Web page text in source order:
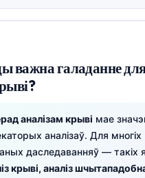
важна галаданне
аналізам крыві мае
аналізаў. Для многіх
даследаванняў — такіх
крыві, аналіз